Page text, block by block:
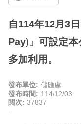
自114年12月3
Pay)」可設定
多加利用。
發布單位: 儲匯處
發布時間: 114/12/03
閱次: 37837